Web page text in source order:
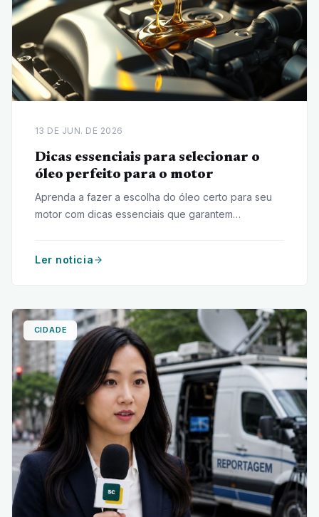
13 DE JUN. DE 2026
Dicas essenciais para selecionar o
óleo perfeito para o motor
Aprenda a fazer a escolha do óleo certo para seu
motor com dicas essenciais que garantem
Ler noticia
CIDADE